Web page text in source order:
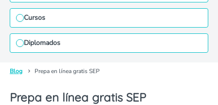
Cursos
Diplomados
Blog Prepa en línea gratis SEP
Prepa en línea gratis SEP